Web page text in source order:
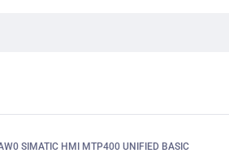
SIMATIC HMI MTP400 UNIFIED BASIC